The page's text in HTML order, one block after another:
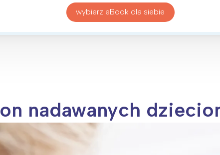
wybierz eBook dla siebie
nadawanych